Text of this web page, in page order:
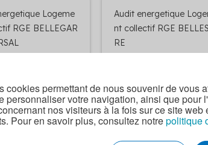
cookies permettant de nous souvenir de vous
personnaliser votre navigation, ainsi que pour
nos visiteurs à la fois sur ce site web
Pour en savoir plus, consultez notrepolitique
Logeme
RGE BELLEGAR
Audit energetique
nt collectif RGE
RE
Logeme
RGE BOURNAZ
Audit energetique
nt collectif RGE